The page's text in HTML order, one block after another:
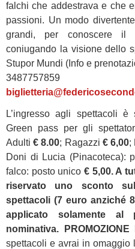
falchi che addestrava e che
passioni. Un modo
grandi, per conoscere il
coniugando la visione dello
Stupor Mundi (Info e
3487757859
L’ingresso agli spettacoli
Green pass per gli
Adulti€ 8.00; Ragazzi € 6,00;
Doni di Lucia (Pinacoteca):
falco: posto unico € 5,00. A
riservato uno sconto
spettacoli (7 euro anziché
applicato solamente al
nominativa.
spettacoli e avrai in omaggio